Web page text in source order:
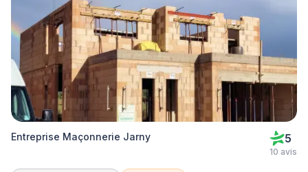
Entreprise Maçonnerie Jarny 5
10 avis